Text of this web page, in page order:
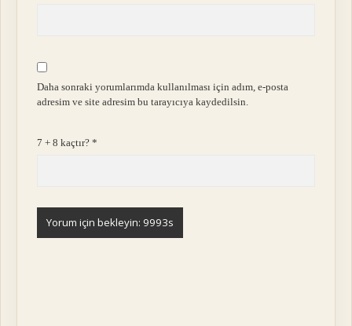
Daha sonraki yorumlarımda kullanılması için adım, e-posta
adresim ve site adresim bu tarayıcıya kaydedilsin.
7 + 8 kaçtır?*